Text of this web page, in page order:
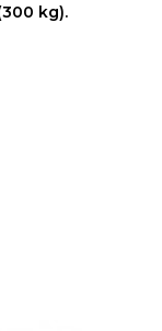
kg).